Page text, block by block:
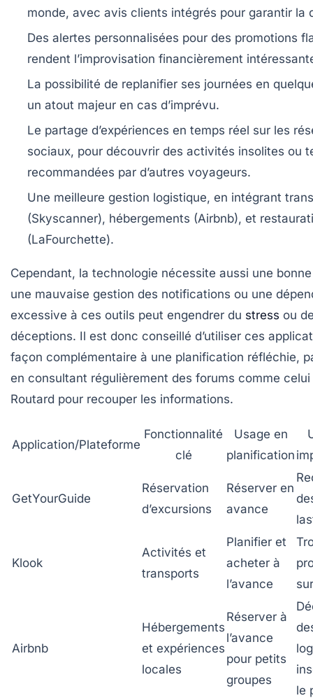
monde, avec avis clients intégrés pour garantir la
Des alertes personnalisées pour des promotions
rendent l’improvisation financièrement
La possibilité de replanifier ses journées en
un atout majeur en cas d’imprévu.
Le partage d’expériences en temps réel sur les
sociaux, pour découvrir des activités insolites ou
recommandées par d’autres voyageurs.
Une meilleure gestion logistique, en intégrant
(Skyscanner), hébergements (Airbnb), et
(LaFourchette).
Cependant, la technologie nécessite aussi une
une mauvaise gestion des notifications ou une
excessive à ces outils peut engendrer du stress ou
déceptions. Il est donc conseillé d’utiliser ces
façon complémentaire à une planification réfléchie,
en consultant régulièrement des forums comme celui
Routard pour recouper les informations.
Application/Plateforme
Fonctionnalité
clé
Usage en
planification
GetYourGuide
Réservation
d’excursions
Réserver en
avance
Klook
Activités et
transports
Planifier et
acheter à
l’avance
Airbnb
Hébergements
et expériences
locales
Réserver à
l’avance
pour petits
groupes
le